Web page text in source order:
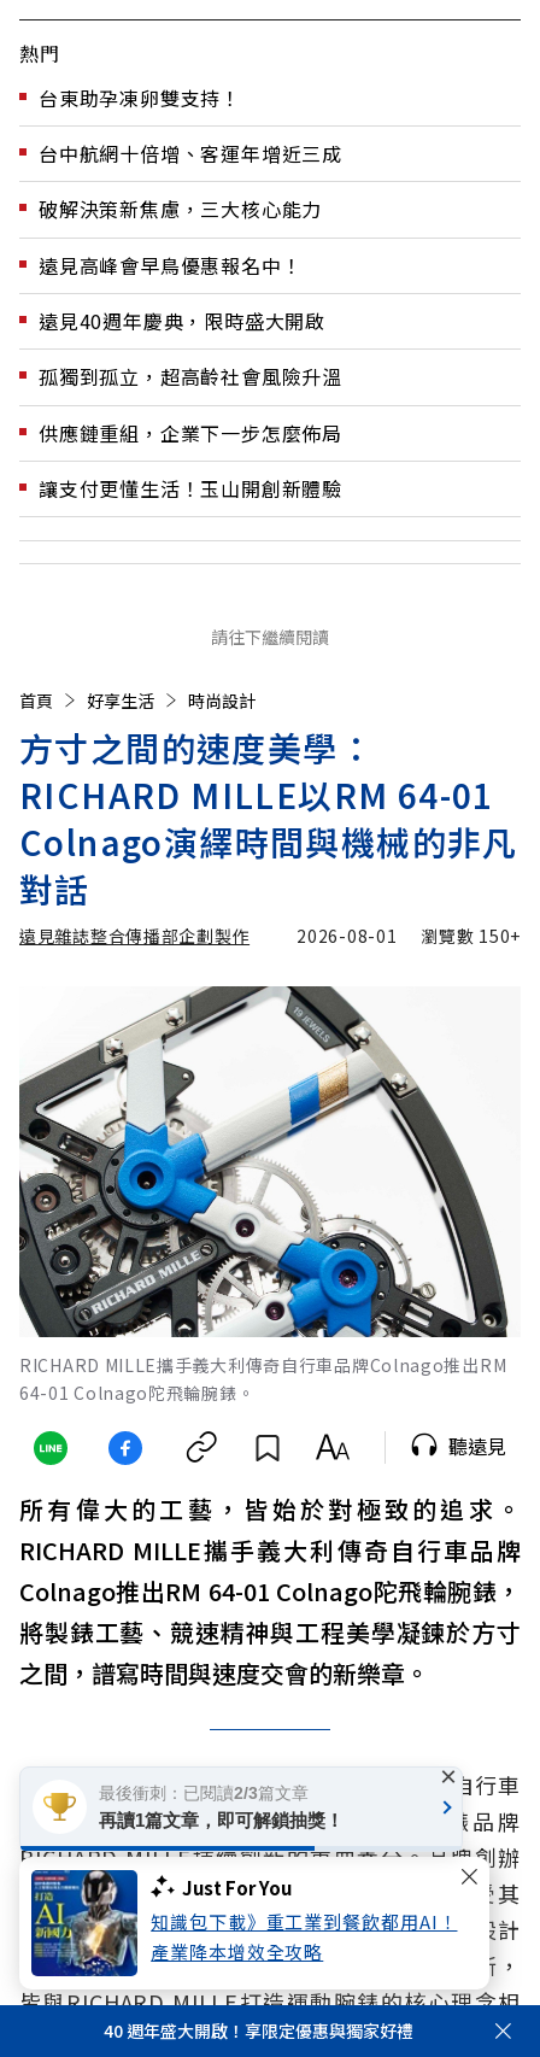
Just For You
知識包下載》重工業到餐飲都用AI！
產業降本增效全攻略
熱門
台東助孕凍卵雙支持！
台中航網十倍增、客運年增近三成
破解決策新焦慮，三大核心能力
遠見高峰會早鳥優惠報名中！
遠見40週年慶典，限時盛大開啟
孤獨到孤立，超高齡社會風險升溫
供應鏈重組，企業下一步怎麼佈局
讓支付更懂生活！玉山開創新體驗
請往下繼續閱讀
首頁 好享生活 時尚設計
方寸之間的速度美學：
RICHARD MILLE以RM 64-01
Colnago演繹時間與機械的非凡
對話
遠見雜誌整合傳播部企劃製作 2026-08-01 瀏覽數 150+
RICHARD MILLE攜手義大利傳奇自行車品牌Colnago推出RM
64-01 Colnago陀飛輪腕錶。
聽遠見
所有偉大的工藝，皆始於對極致的追求。
RICHARD MILLE攜手義大利傳奇自行車品牌
Colnago推出RM 64-01 Colnago陀飛輪腕錶，
將製錶工藝、競速精神與工程美學凝鍊於方寸
之間，譜寫時間與速度交會的新樂章。
靈感，總在不同領域的工藝之間流動，就像自行車
的工程智慧與競技精神，始終是高級製錶品牌
RICHARD MILLE持續創新的重要養分。品牌創辦
人Richard Mille長年熱愛自行車運動，亦深受其
機械結構與競技精神啟發。從材料科技、輕量設計
到抗衝擊性能，每一項自行車工程所追求的創新，
皆與RICHARD MILLE打造運動腕錶的核心理念相
40 週年盛大開啟！享限定優惠與獨家好禮
最後衝刺：已閱讀2/3篇文章
再讀1篇文章，即可解鎖抽獎！
×